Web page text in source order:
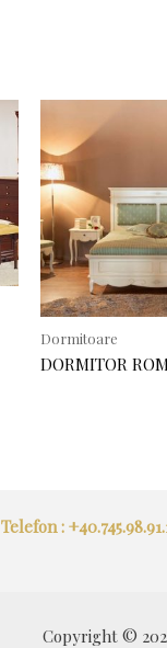
Dormitoare
DORMITOR
Telefon :
Copyright ©